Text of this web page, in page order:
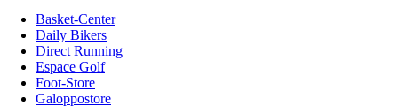
Basket-Center
Daily Bikers
Direct Running
Espace Golf
Foot-Store
Galoppostore